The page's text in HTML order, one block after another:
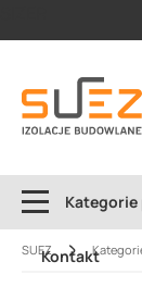
Kontakt
SUEZ